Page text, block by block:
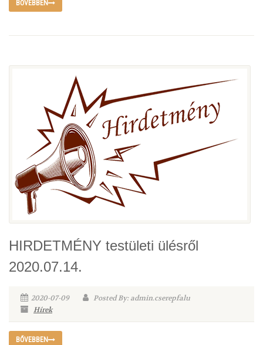
BŐVEBBEN
HIRDETMÉNY testületi ülésről
2020.07.14.
2020-07-09
Posted By: admin.cserepfalu
Hírek
BŐVEBBEN